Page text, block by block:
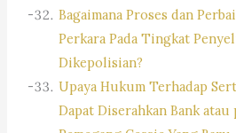
Bagaimana Proses dan
Perkara Pada Tingkat
Dikepolisian?
Upaya Hukum Terhadap
Dapat Diserahkan Bank atau